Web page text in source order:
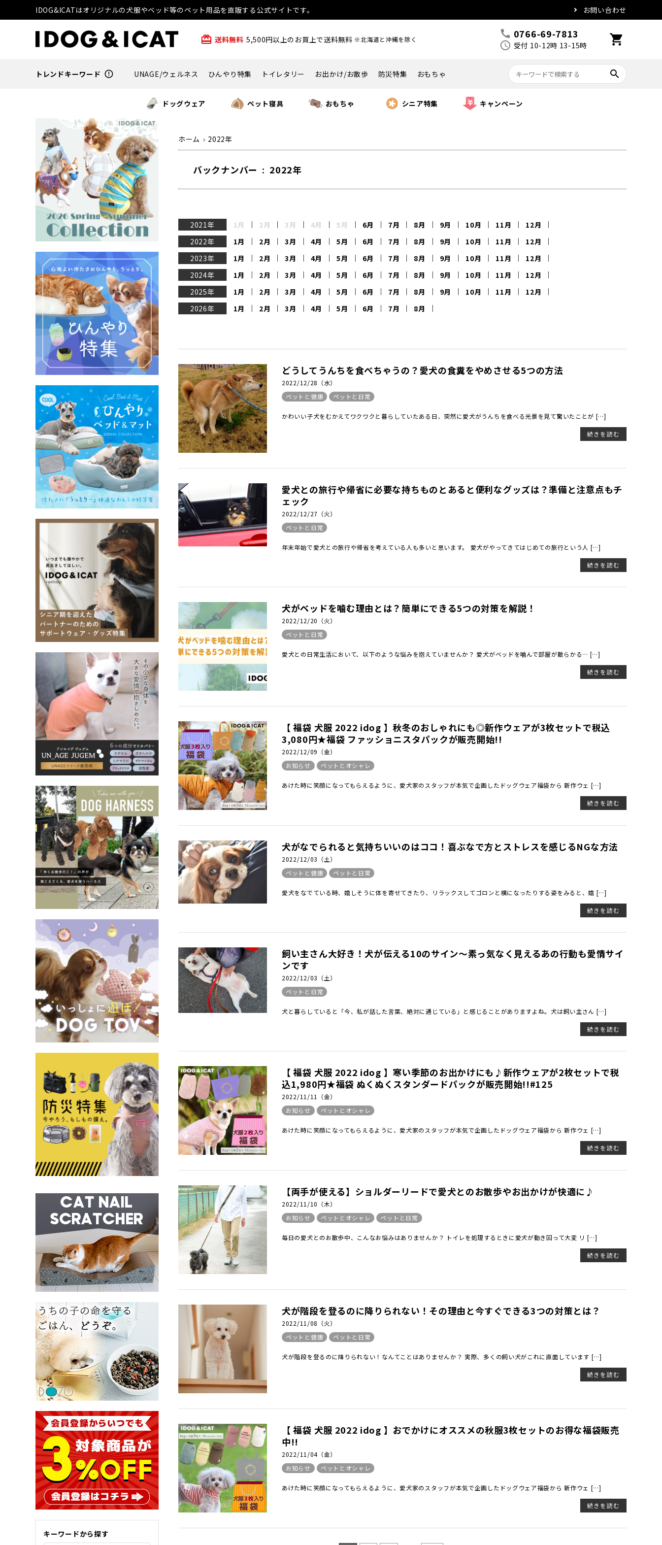
IDOG&ICATはオリジナルの犬服やベッド等のペット用品を直販する公式サイトです。 お問い合わせ
card_giftcard 送料無料 5,500円以上のお買上で送料無料 ※北海道と沖縄を除く call 0766-69-7813
schedule 受付 10-12時 13-15時 shopping_cart
トレンドキーワード error_outline UNAGE/ウェルネス ひんやり特集 トイレタリー お出かけ/お散歩 防災特集 おもちゃ search
ドッグウェア ペット寝具 おもちゃ シニア特集 キャンペーン
ホーム 2022年
バックナンバー : 2022年
2021年 1月 2月 3月 4月 5月 6月 7月 8月 9月 10月 11月
12月
2022年
1月 2月 3月 4月 5月 6月 7月 8月 9月 10月 11月
12月
2023年
1月 2月 3月 4月 5月 6月 7月 8月 9月 10月 11月
12月
2024年
1月 2月 3月 4月 5月 6月 7月 8月 9月 10月 11月
12月
2025年
1月 2月 3月 4月 5月 6月 7月 8月 9月 10月 11月
12月
2026年
1月 2月 3月 4月 5月 6月 7月 8月
どうしてうんちを食べちゃうの？愛犬の食糞をやめさせる5つの方法
2022/12/28（水）
ペットと健康
ペットと日常
かわいい子犬をむかえてワクワクと暮らしていたある日、突然に愛犬がうんちを食べる光景を見て驚いたことが […]
続きを読む
愛犬との旅行や帰省に必要な持ちものとあると便利なグッズは？準備と注意点もチ
ェック
2022/12/27（火）
ペットと日常
年末年始で愛犬との旅行や帰省を考えている人も多いと思います。 愛犬がやってきてはじめての旅行という人 […]
続きを読む
犬がベッドを噛む理由とは？簡単にできる5つの対策を解説！
2022/12/20（火）
ペットと日常
愛犬との日常生活において、以下のような悩みを抱えていませんか？ 愛犬がベッドを噛んで部屋が散らかる… […]
続きを読む
【 福袋 犬服 2022 idog 】秋冬のおしゃれにも◎新作ウェアが3枚セットで税込
3,080円★福袋 ファッショニスタパックが販売開始!!
2022/12/09（金）
お知らせ
ペットとオシャレ
あけた時に笑顔になってもらえるように、愛犬家のスタッフが本気で企画したドッグウェア福袋から 新作ウェ […]
続きを読む
犬がなでられると気持ちいいのはココ！喜ぶなで方とストレスを感じるNGな方法
2022/12/03（土）
ペットと健康
ペットと日常
愛犬をなでている時、嬉しそうに体を寄せてきたり、リラックスしてゴロンと横になったりする姿をみると、嬉 […]
続きを読む
飼い主さん大好き！犬が伝える10のサイン〜素っ気なく見えるあの行動も愛情サイ
ンです
2022/12/03（土）
ペットと日常
犬と暮らしていると「今、私が話した言葉、絶対に通じている」と感じることがありますよね。犬は飼い主さん […]
続きを読む
【 福袋 犬服 2022 idog 】寒い季節のお出かけにも♪新作ウェアが2枚セットで税
込1,980円★福袋 ぬくぬくスタンダードパックが販売開始!!#125
2022/11/11（金）
お知らせ
ペットとオシャレ
あけた時に笑顔になってもらえるように、愛犬家のスタッフが本気で企画したドッグウェア福袋から 新作ウェ […]
続きを読む
【両手が使える】ショルダーリードで愛犬とのお散歩やお出かけが快適に♪
2022/11/10（木）
お知らせ
ペットとオシャレ ペットと日常
毎日の愛犬とのお散歩中、こんなお悩みはありませんか？ トイレを処理するときに愛犬が動き回って大変 リ […]
続きを読む
犬が階段を登るのに降りられない！その理由と今すぐできる3つの対策とは？
2022/11/08（火）
ペットと健康
ペットと日常
犬が階段を登るのに降りられない！なんてことはありませんか？ 実際、多くの飼い犬がこれに直面しています […]
続きを読む
【 福袋 犬服 2022 idog 】おでかけにオススメの秋服3枚セットのお得な福袋販売
中!!
2022/11/04（金）
お知らせ
ペットとオシャレ
あけた時に笑顔になってもらえるように、愛犬家のスタッフが本気で企画したドッグウェア福袋から 新作ウェ […]
続きを読む
キーワードから探す